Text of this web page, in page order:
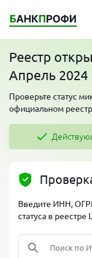
Реестр
Апрель 2024
Проверьте статус
официальном
Введите ИНН,
статуса в